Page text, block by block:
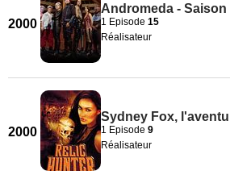
2000
Andromeda - Saison
1 Episode 15
Réalisateur
2000
Sydney Fox,
1 Episode 9
Réalisateur